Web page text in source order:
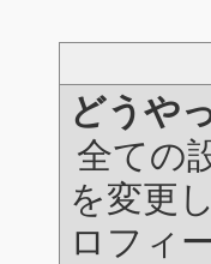
どうや
全ての
を変更
ロフィ